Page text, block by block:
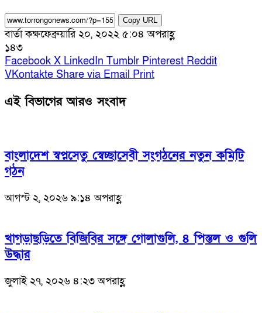
Copy URL
বার্তা কক্ষফেব্রুয়ারি ২০, ২০২২ ৫:০৪ অপরাহ্ণ
১৪৩
Facebook X LinkedIn Tumblr Pinterest Reddit
VKontakte Share via Email Print
এই বিভাগের আরও সংবাদ
বাংলাদেশ স্বপ্নসেতু স্বেচ্ছাসেবী সংগঠনের নতুন কমিটি
গঠন
আগস্ট ২, ২০২৬ ৯:১৪ অপরাহ্ণ
খাগড়াছড়িতে বিজিবির সঙ্গে গোলাগুলি, ৪ পিস্তল ও গুলি
উদ্ধার
জুলাই ২৭, ২০২৬ ৪:২৩ অপরাহ্ণ